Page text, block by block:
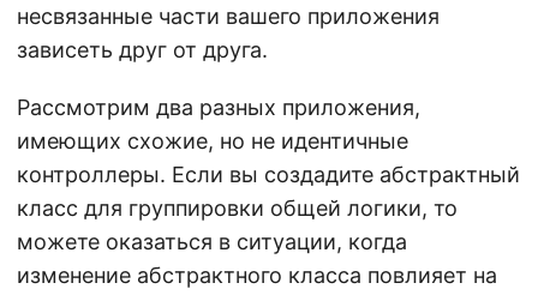
несвязанные части вашего приложения
зависеть друг от друга.
Рассмотрим два разных приложения,
имеющих схожие, но не идентичные
контроллеры. Если вы создадите абстрактный
класс для группировки общей логики, то
можете оказаться в ситуации, когда
изменение абстрактного класса повлияет на